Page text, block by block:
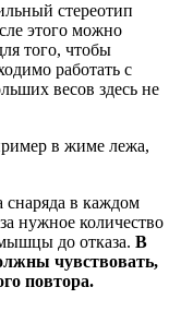
стереотип
этого можно
того, чтобы
работать с
весов здесь не
в жиме лежа,
снаряда в каждом
нужное количество
до отказа. В
чувствовать,
повтора.